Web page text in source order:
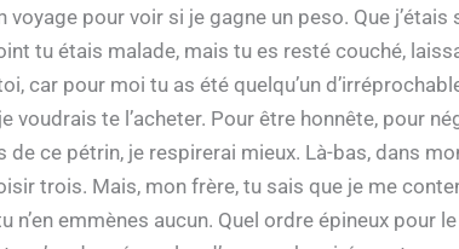
pour voir si je gagne un peso. Que j’étais
tu étais malade, mais tu es resté couché,
car pour moi tu as été quelqu’un
te l’acheter. Pour être honnête, pour
ce pétrin, je respirerai mieux. Là-bas, dans
trois. Mais, mon frère, tu sais que je me
n’en emmènes aucun. Quel ordre épineux pour